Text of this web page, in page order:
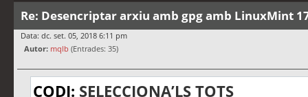
Re: Desencriptar arxiu amb gpg amb LinuxMint
Data: dc. set. 05, 2018 6:11 pm
Autor: mqlb (Entrades: 35)
CODI: SELECCIONA’LS TOTS